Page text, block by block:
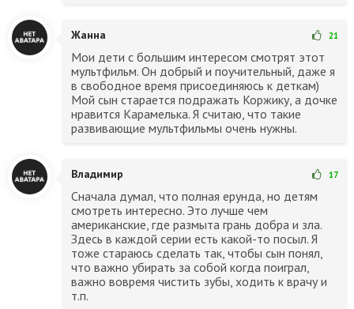
Жанна 21
Мои дети с большим интересом смотрят этот
мультфильм. Он добрый и поучительный, даже я
в свободное время присоединяюсь к деткам)
Мой сын старается подражать Коржику, а дочке
нравится Карамелька. Я считаю, что такие
развивающие мультфильмы очень нужны.
Владимир 17
Сначала думал, что полная ерунда, но детям
смотреть интересно. Это лучше чем
американские, где размыта грань добра и зла.
Здесь в каждой серии есть какой-то посыл. Я
тоже стараюсь сделать так, чтобы сын понял,
что важно убирать за собой когда поиграл,
важно вовремя чистить зубы, ходить к врачу и
т.п.